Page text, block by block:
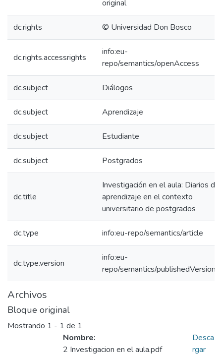
original
dc.rights © Universidad Don Bosco
dc.rights.accessrights
info:eu-
repo/semantics/openAccess
dc.subject Diálogos
dc.subject Aprendizaje
dc.subject Estudiante
dc.subject Postgrados
dc.title
Investigación en el aula: Diarios de
aprendizaje en el contexto
universitario de postgrados
dc.type info:eu-repo/semantics/article
dc.type.version
info:eu-
repo/semantics/publishedVersion
Archivos
Bloque original
Mostrando 1 - 1 de 1
Nombre:
2 Investigacion en el aula.pdf
Desca
rgar